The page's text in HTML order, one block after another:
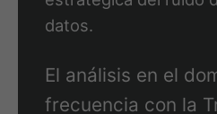
frecuencia con la
invisibles,
intuiciones
Al enviar,